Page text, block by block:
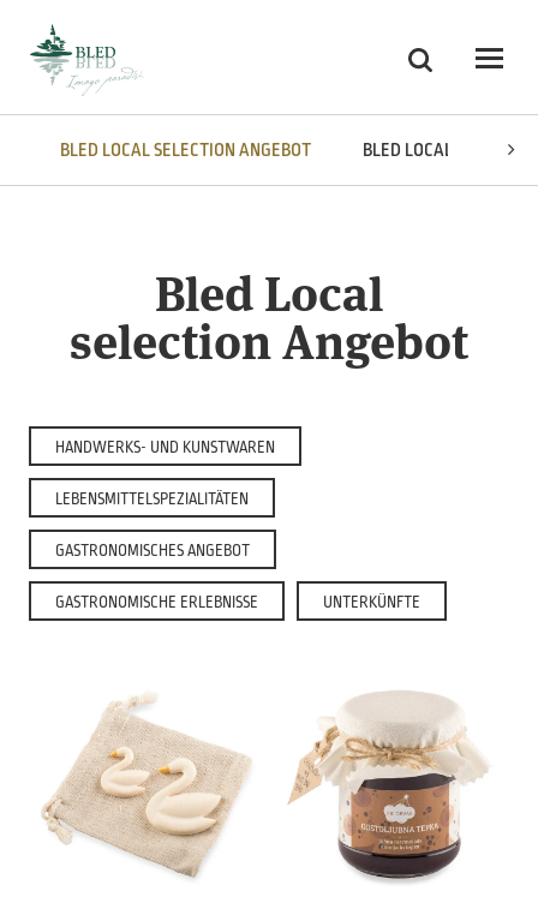
Suchen
Odpri
BLED LOCAL SELECTION ANGEBOT BLED LOCAL
Bled Local
selection Angebot
HANDWERKS- UND KUNSTWAREN
LEBENSMITTELSPEZIALITÄTEN
GASTRONOMISCHES ANGEBOT
GASTRONOMISCHE ERLEBNISSE UNTERKÜNFTE